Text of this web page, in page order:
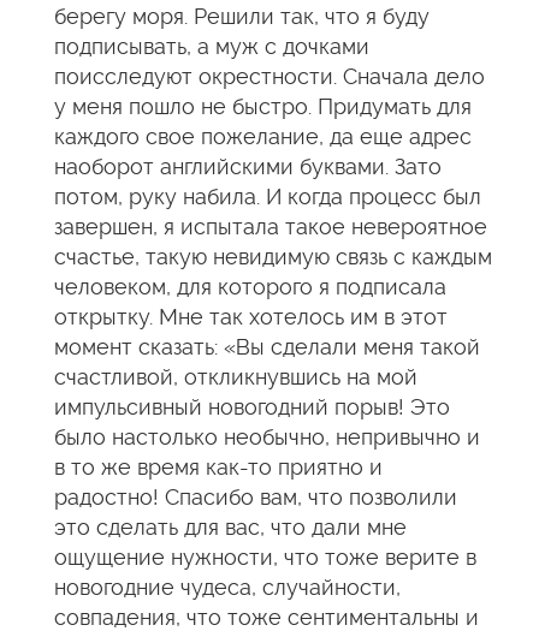
берегу моря. Решили так, что я буду
подписывать, а муж с дочками
поисследуют окрестности. Сначала дело
у меня пошло не быстро. Придумать для
каждого свое пожелание, да еще адрес
наоборот английскими буквами. Зато
потом, руку набила. И когда процесс был
завершен, я испытала такое невероятное
счастье, такую невидимую связь с каждым
человеком, для которого я подписала
открытку. Мне так хотелось им в этот
момент сказать: «Вы сделали меня такой
счастливой, откликнувшись на мой
импульсивный новогодний порыв! Это
было настолько необычно, непривычно и
в то же время как-то приятно и
радостно! Спасибо вам, что позволили
это сделать для вас, что дали мне
ощущение нужности, что тоже верите в
новогодние чудеса, случайности,
совпадения, что тоже сентиментальны и